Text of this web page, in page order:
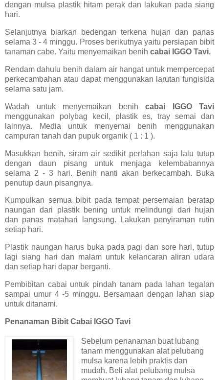
dengan mulsa plastik hitam perak dan lakukan pada siang
hari.
Selanjutnya biarkan bedengan terkena hujan dan panas
selama 3 - 4 minggu. Proses berikutnya yaitu persiapan bibit
tanaman cabe. Yaitu menyemaikan benih cabai IGGO Tavi.
Rendam dahulu benih dalam air hangat untuk mempercepat
perkecambahan atau dapat menggunakan larutan fungisida
selama satu jam.
Wadah untuk menyemaikan benih cabai IGGO Tavi
menggunakan polybag kecil, plastik es, tray semai dan
lainnya. Media untuk menyemai benih menggunakan
campuran tanah dan pupuk organik ( 1 : 1 ).
Masukkan benih, siram air sedikit perlahan saja lalu tutup
dengan daun pisang untuk menjaga kelembabannya
selama 2 - 3 hari. Benih nanti akan berkecambah. Buka
penutup daun pisangnya.
Kumpulkan semua bibit pada tempat persemaian beratap
naungan dari plastik bening untuk melindungi dari hujan
dan panas matahari langsung. Lakukan penyiraman rutin
setiap hari.
Plastik naungan harus buka pada pagi dan sore hari, tutup
lagi siang hari dan malam untuk kelancaran aliran udara
dan setiap hari dapar berganti.
Pembibitan cabai untuk pindah tanam pada lahan tegalan
sampai umur 4 -5 minggu. Bersamaan dengan lahan siap
untuk ditanami.
Penanaman Bibit Cabai IGGO Tavi
Sebelum penanaman buat lubang
tanam menggunakan alat pelubang
mulsa karena lebih praktis dan
mudah. Beli alat pelubang mulsa